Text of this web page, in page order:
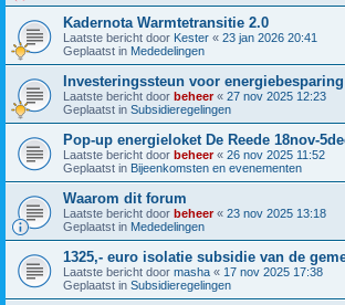
Kadernota Warmtetransitie 2.0
Laatste bericht door Kester « 23 jan 2026 20:41
Geplaatst in Mededelingen
Investeringssteun voor energiebesparing
Laatste bericht door beheer« 27 nov 2025 12:23
Geplaatst in Subsidieregelingen
Pop-up energieloket De Reede 18nov-
Laatste bericht door beheer« 26 nov 2025 11:52
Geplaatst in Bijeenkomsten en evenementen
Waarom dit forum
Laatste bericht door beheer« 23 nov 2025 13:18
Geplaatst in Mededelingen
1325,- euro isolatie subsidie van de
Laatste bericht door masha « 17 nov 2025 17:38
Geplaatst in Subsidieregelingen